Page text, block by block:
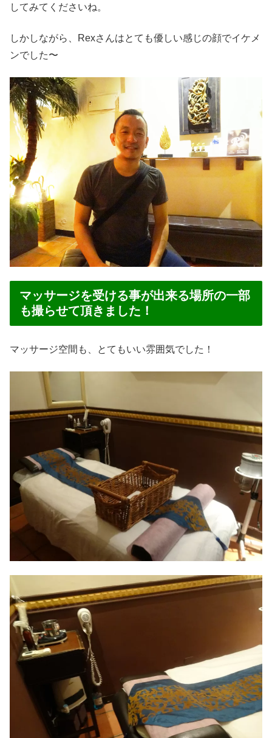
してみてくださいね。
しかしながら、Rexさんはとても優しい感じの顔でイケメ
ンでした〜
マッサージを受ける事が出来る場所の一部
も撮らせて頂きました！
マッサージ空間も、とてもいい雰囲気でした！